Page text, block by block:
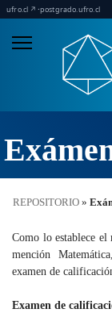
ufro.cl ↗ ·postgrado.ufro.cl
REPOSITORIO »
Como lo establece el
mención
examen de
Examen de